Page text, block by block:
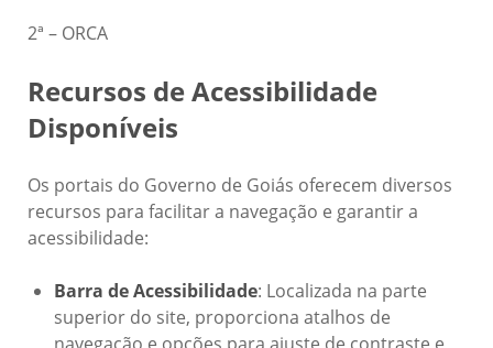
2ª – ORCA
Recursos de Acessibilidade
Disponíveis
Os portais do Governo de Goiás oferecem diversos
recursos para facilitar a navegação e garantir a
acessibilidade:
Barra de Acessibilidade: Localizada na parte
superior do site, proporciona atalhos de